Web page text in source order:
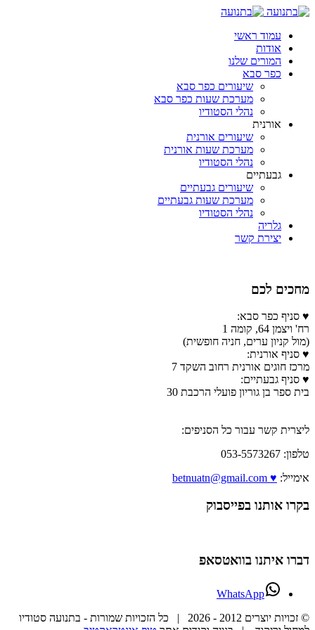
עמוד ראשי
אודות
המורים שלנו
כפר סבא
שיעורים כפר סבא
מערכת שעות כפר סבא
נהלי הסטודיו
אורנית
שיעורים אורנית
מערכת שעות אורנית
נהלי הסטודיו
גבעתיים
שיעורים גבעתיים
מערכת שעות גבעתיים
נהלי הסטודיו
גלריה
יצירת קשר
מחכים לכם
♥ סניף כפר סבא:
רח' ויצמן 64, קומה 1
(מול קניון ערים, חניה חופשית)
♥ סניף אורנית:
מרכז חוגים אורנית רחוב השקד 7
♥ סניף גבעתיים:
בית ספר בן גוריון פועלי הרכבת 30
ליצרית קשר עבור כל הסניפים:
טלפון: 053-5573267
אימייל: ♥ betnuatn@gmail.com
בקרו אותנו בפייסבוק
דברו איתנו בוואטסאפ
WhatsApp
© זכויות יוצרים 2012 -
2026 | כל הזכויות שמורות - בתנועה סטודיו